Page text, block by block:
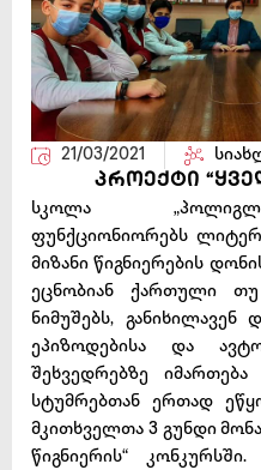
21/03/2021
პროექტი
სკოლა
ფუნქციონიორებს
მიზანი წიგნიერების
ეცნობიან ქართული
ნიმუშებს,
ეპიზოდებისა და
შეხვედრებზე იმართება
სტუმრებთან ერთად
მკითხველთა 3 გუნდი
წიგნიერის“